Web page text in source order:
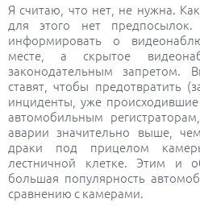
Я считаю, что нет, не нужна.
для этого нет
информировать о
месте, а скрытое
законодательным запретом.
ставят, чтобы предотвратить
инциденты, уже
автомобильным
аварии значительно выше,
драки под прицелом
лестничной клетке. Этим и
большая популярность
сравнению с камерами.